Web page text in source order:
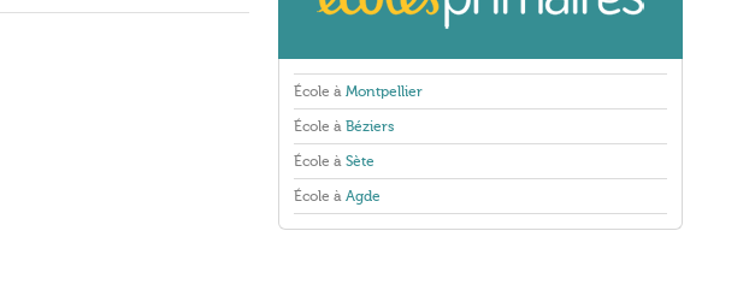
École à Montpellier
École à Béziers
École à Sète
École à Agde